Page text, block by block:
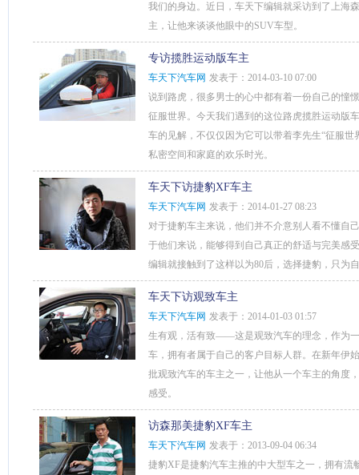
我们的身边。近日，车天下编辑就采访到了上海
主，让他来谈谈他眼中的SUV车型。
专访揽胜运动版车主
车天下汽车网 发表于：2014-03-10 07:00
说到路虎，很多男士的心中都有着一份自己的憧
征服世界。今天我们遇到的这位路虎揽胜运动版
车的见解，不仅仅因为它可以带着李先生“征服
私密空间和家庭的欢乐时光。
车天下访捷豹XF车主
车天下汽车网 发表于：2014-01-27 08:23
对于捷豹车主来说，他们并不介意别人看不懂自
于他们来说，能够得到自己真正的舒适与完美感
编辑就接触到了这样以为80后，选择捷豹，只为
车天下访观致车主
车天下汽车网 发表于：2014-01-03 01:57
生有观，活有致——这是观致汽车的理念，作为
车，拥有者属于自己的客户目标人群。在新年伊
批观致汽车的车主之一，让他从一个车主的角度
感受。
访森那美捷豹XF车主
车天下汽车网 发表于：2013-09-04 06:34
捷豹XF是捷豹汽车主推的中大型车之一，拥有流